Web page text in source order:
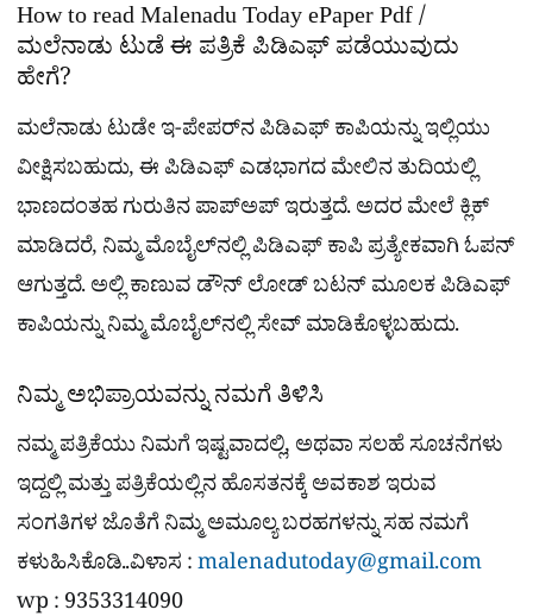
How to read Malenadu Today ePaper Pdf /
ಮಲೆನಾಡು ಟುಡೆ ಈ ಪತ್ರಿಕೆ ಪಿಡಿಎಫ್​ ಪಡೆಯುವುದು
ಹೇಗೆ?
ಮಲೆನಾಡು ಟುಡೇ ಇ-ಪೇಪರ್​ನ ಪಿಡಿಎಫ್​ ಕಾಪಿಯನ್ನು ಇಲ್ಲಿಯು
ವೀಕ್ಷಿಸಬಹುದು, ಈ ಪಿಡಿಎಫ್​ ಎಡಭಾಗದ ಮೇಲಿನ ತುದಿಯಲ್ಲಿ
ಭಾಣದಂತಹ ಗುರುತಿನ ಪಾಪ್​ಅಪ್​ ಇರುತ್ತದೆ. ಅದರ ಮೇಲೆ ಕ್ಲಿಕ್
ಮಾಡಿದರೆ, ನಿಮ್ಮ ಮೊಬೈಲ್​ನಲ್ಲಿ ಪಿಡಿಎಫ್​ ಕಾಪಿ ಪ್ರತ್ಯೇಕವಾಗಿ ಓಪನ್​
ಆಗುತ್ತದೆ. ಅಲ್ಲಿ ಕಾಣುವ ಡೌನ್​ ಲೋಡ್​ ಬಟನ್​ ಮೂಲಕ ಪಿಡಿಎಫ್​
ಕಾಪಿಯನ್ನು ನಿಮ್ಮ ಮೊಬೈಲ್​​ನಲ್ಲಿ ಸೇವ್ ಮಾಡಿಕೊಳ್ಳಬಹುದು.
ನಿಮ್ಮ ಅಭಿಪ್ರಾಯವನ್ನು ನಮಗೆ ತಿಳಿಸಿ
ನಮ್ಮ ಪತ್ರಿಕೆಯು ನಿಮಗೆ ಇಷ್ಟವಾದಲ್ಲಿ, ಅಥವಾ ಸಲಹೆ ಸೂಚನೆಗಳು
ಇದ್ದಲ್ಲಿ ಮತ್ತು ಪತ್ರಿಕೆಯಲ್ಲಿನ ಹೊಸತನಕ್ಕೆ ಅವಕಾಶ ಇರುವ
ಸಂಗತಿಗಳ ಜೊತೆಗೆ ನಿಮ್ಮ ಅಮೂಲ್ಯ ಬರಹಗಳನ್ನು ಸಹ ನಮಗೆ
ಕಳುಹಿಸಿಕೊಡಿ..ವಿಳಾಸ :malenadutoday@gmail.com
wp : 9353314090